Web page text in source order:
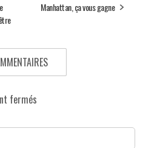
Manhattan, ça vous gagne
fermés